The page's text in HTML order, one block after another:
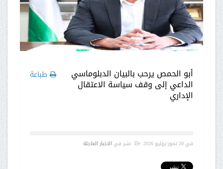
طباعة أبو الحمص يرحب بالبيان الدبلوماسي
الداعي إلى وقف سياسة الاعتقال
الإداري
في20 تموز/يوليو 2026 . نشر في الاخبار العاجلة